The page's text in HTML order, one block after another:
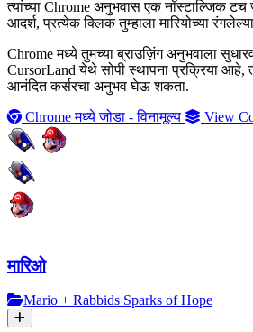
त्यांच्या Chrome अनुभवास एक नॉस्टाल्जिक टच
आदर्श, प्रत्येक क्लिक तुम्हाला मारियोच्या
Chrome मध्ये तुमच्या ब्राउज़िंग अनुभवाला
CursorLand येथे सोपी स्थापना प्रक्रिया आहे,
आनंदित कर्सरचा अनुभव घेऊ शकता.
Chrome मध्ये जोडा - विनामूल्य
View
मारिओ
Mario + Rabbids Sparks of Hope